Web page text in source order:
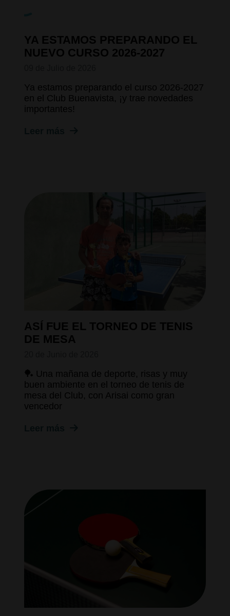
YA ESTAMOS PREPARANDO EL
NUEVO CURSO 2026-2027
Ya estamos preparando el curso 2026-2027
en el Club Buenavista, ¡y trae novedades
importantes!
ASÍ FUE EL TORNEO DE TENIS
DE MESA
🏓 Una mañana de deporte, risas y muy
buen ambiente en el torneo de tenis de
mesa del Club, con Arisai como gran
vencedor